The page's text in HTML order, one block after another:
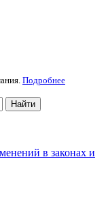
Подробнее
Найти
в законах и